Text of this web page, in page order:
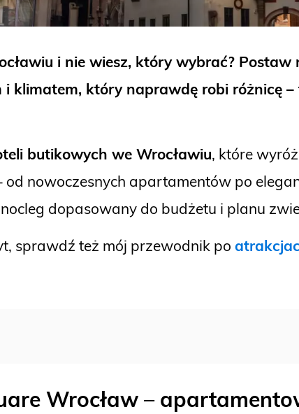
i nie wiesz, który wybrać?
klimatem, który naprawdę robi różnicę
butikowych we Wrocławiu, które
od nowoczesnych apartamentów po
dopasowany do budżetu i planu
sprawdź też mój przewodnik po
Wrocław –